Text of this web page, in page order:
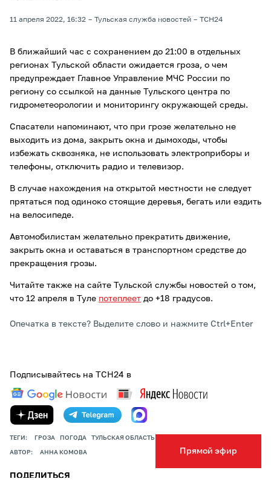
Прямой эфир
11 апреля 2022, 16:32 Тульская служба новостей ТСН24
В ближайший час с сохранением до 21:00 в отдельных
регионах Тульской области ожидается гроза, о чем
предупреждает Главное Управление МЧС России по
региону со ссылкой на данные Тульского центра по
гидрометеорологии и мониторингу окружающей среды.
Спасатели напоминают, что при грозе желательно не
выходить из дома, закрыть окна и дымоходы, чтобы
избежать сквозняка, не использовать электроприборы и
телефоны, отключить радио и телевизор.
В случае нахождения на открытой местности не следует
прятаться под одиноко стоящие деревья, бегать или ездить
на велосипеде.
Автомобилистам желательно прекратить движение,
закрыть окна и оставаться в транспортном средстве до
прекращения грозы.
Читайте также на сайте Тульской службы новостей о том,
что 12 апреля в Туле потеплеет до +18 градусов.
Опечатка в тексте? Выделите слово и нажмите Ctrl+Enter
Подписывайтесь на ТСН24 в
ТЕГИ: ГРОЗА ПОГОДА ТУЛЬСКАЯ ОБЛАСТЬ
АВТОР: АННА КОМОВА
ПОДЕЛИТЬСЯ